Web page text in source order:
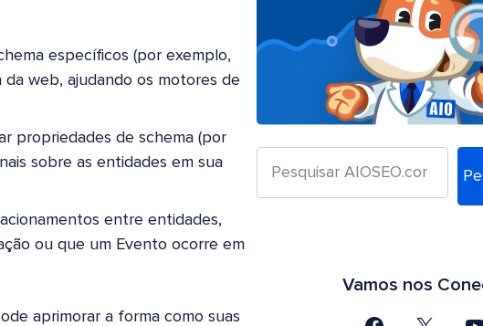
específicos (por exemplo,
da web, ajudando os motores de
propriedades de schema (por
sobre as entidades em sua
entre entidades,
ou que um Evento ocorre em
aprimorar a forma como suas
Vamos nos